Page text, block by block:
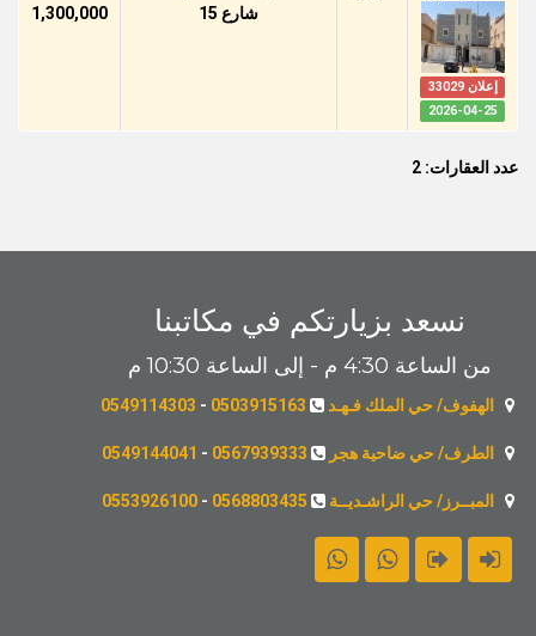
إعلان 33029
2026-04-25
شارع 15
1,300,000
عدد العقارات: 2
نسعد بزيارتكم في مكاتبنا
من الساعة 4:30 م - إلى الساعة 10:30 م
الهفوف/ حي الملك فـهـد 0503915163
-
0549114303
الطرف/ حي ضاحية هجر 0567939333
-
0549144041
المبــرز/ حي الراشـديــة 0568803435
-
0553926100